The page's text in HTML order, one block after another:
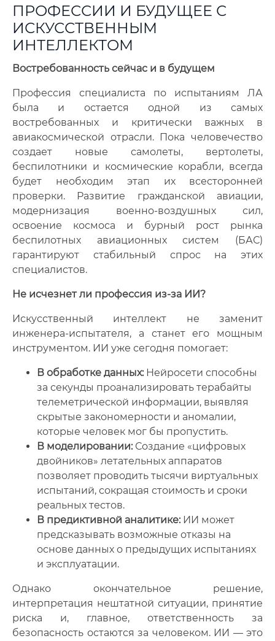
ПРОФЕССИИ И БУДУЩЕЕ С
ИСКУССТВЕННЫМ
ИНТЕЛЛЕКТОМ
Востребованность сейчас и в будущем
Профессия специалиста по испытаниям ЛА
была и остается одной из самых
востребованных и критически важных в
авиакосмической отрасли. Пока человечество
создает новые самолеты, вертолеты,
беспилотники и космические корабли, всегда
будет необходим этап их всесторонней
проверки. Развитие гражданской авиации,
модернизация военно-воздушных сил,
освоение космоса и бурный рост рынка
беспилотных авиационных систем (БАС)
гарантируют стабильный спрос на этих
специалистов.
Не исчезнет ли профессия из-за ИИ?
Искусственный интеллект не заменит
инженера-испытателя, а станет его мощным
инструментом. ИИ уже сегодня помогает:
В обработке данных:Нейросети способны
за секунды проанализировать терабайты
телеметрической информации, выявляя
скрытые закономерности и аномалии,
которые человек мог бы пропустить.
В моделировании:Создание «цифровых
двойников» летательных аппаратов
позволяет проводить тысячи виртуальных
испытаний, сокращая стоимость и сроки
реальных тестов.
В предиктивной аналитике:ИИ может
предсказывать возможные отказы на
основе данных о предыдущих испытаниях
и эксплуатации.
Однако окончательное решение,
интерпретация нештатной ситуации, принятие
риска и, главное, ответственность за
безопасность остаются за человеком. ИИ — это